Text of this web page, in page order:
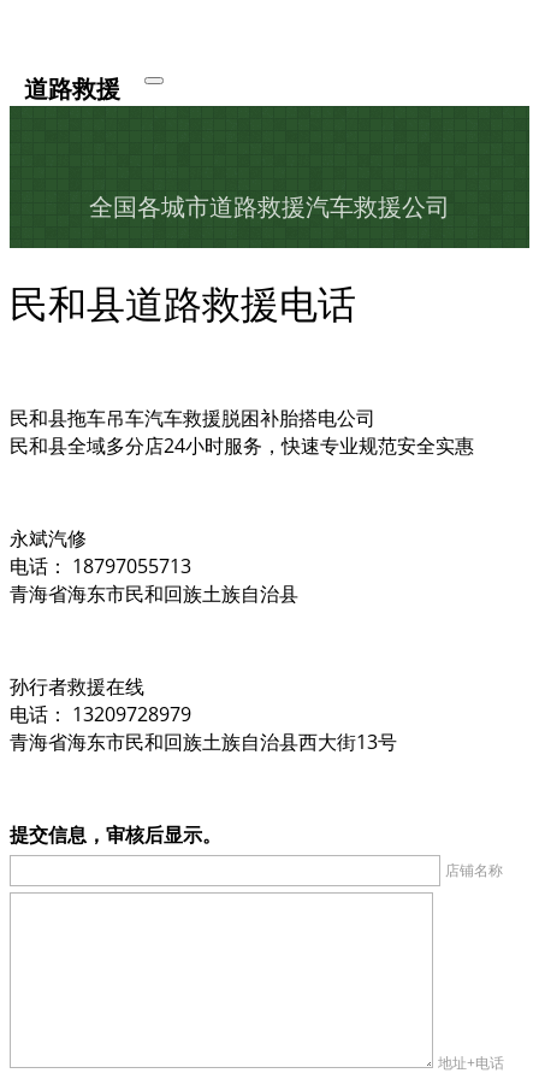
道路救援
全国各城市道路救援汽车救援公司
民和县道路救援电话
民和县拖车吊车汽车救援脱困补胎搭电公司
民和县全域多分店24小时服务，快速专业规范安全实惠
永斌汽修
电话： 18797055713
青海省海东市民和回族土族自治县
孙行者救援在线
电话： 13209728979
青海省海东市民和回族土族自治县西大街13号
提交信息，审核后显示。
店铺名称
地址+电话